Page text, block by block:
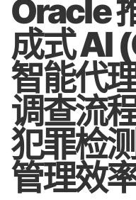
Oracle
成式 AI
智能代
调查流
犯罪检
管理效